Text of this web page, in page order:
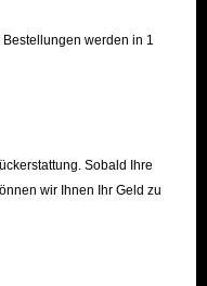
werden in 1
Sobald Ihre
wir Ihnen Ihr Geld zu